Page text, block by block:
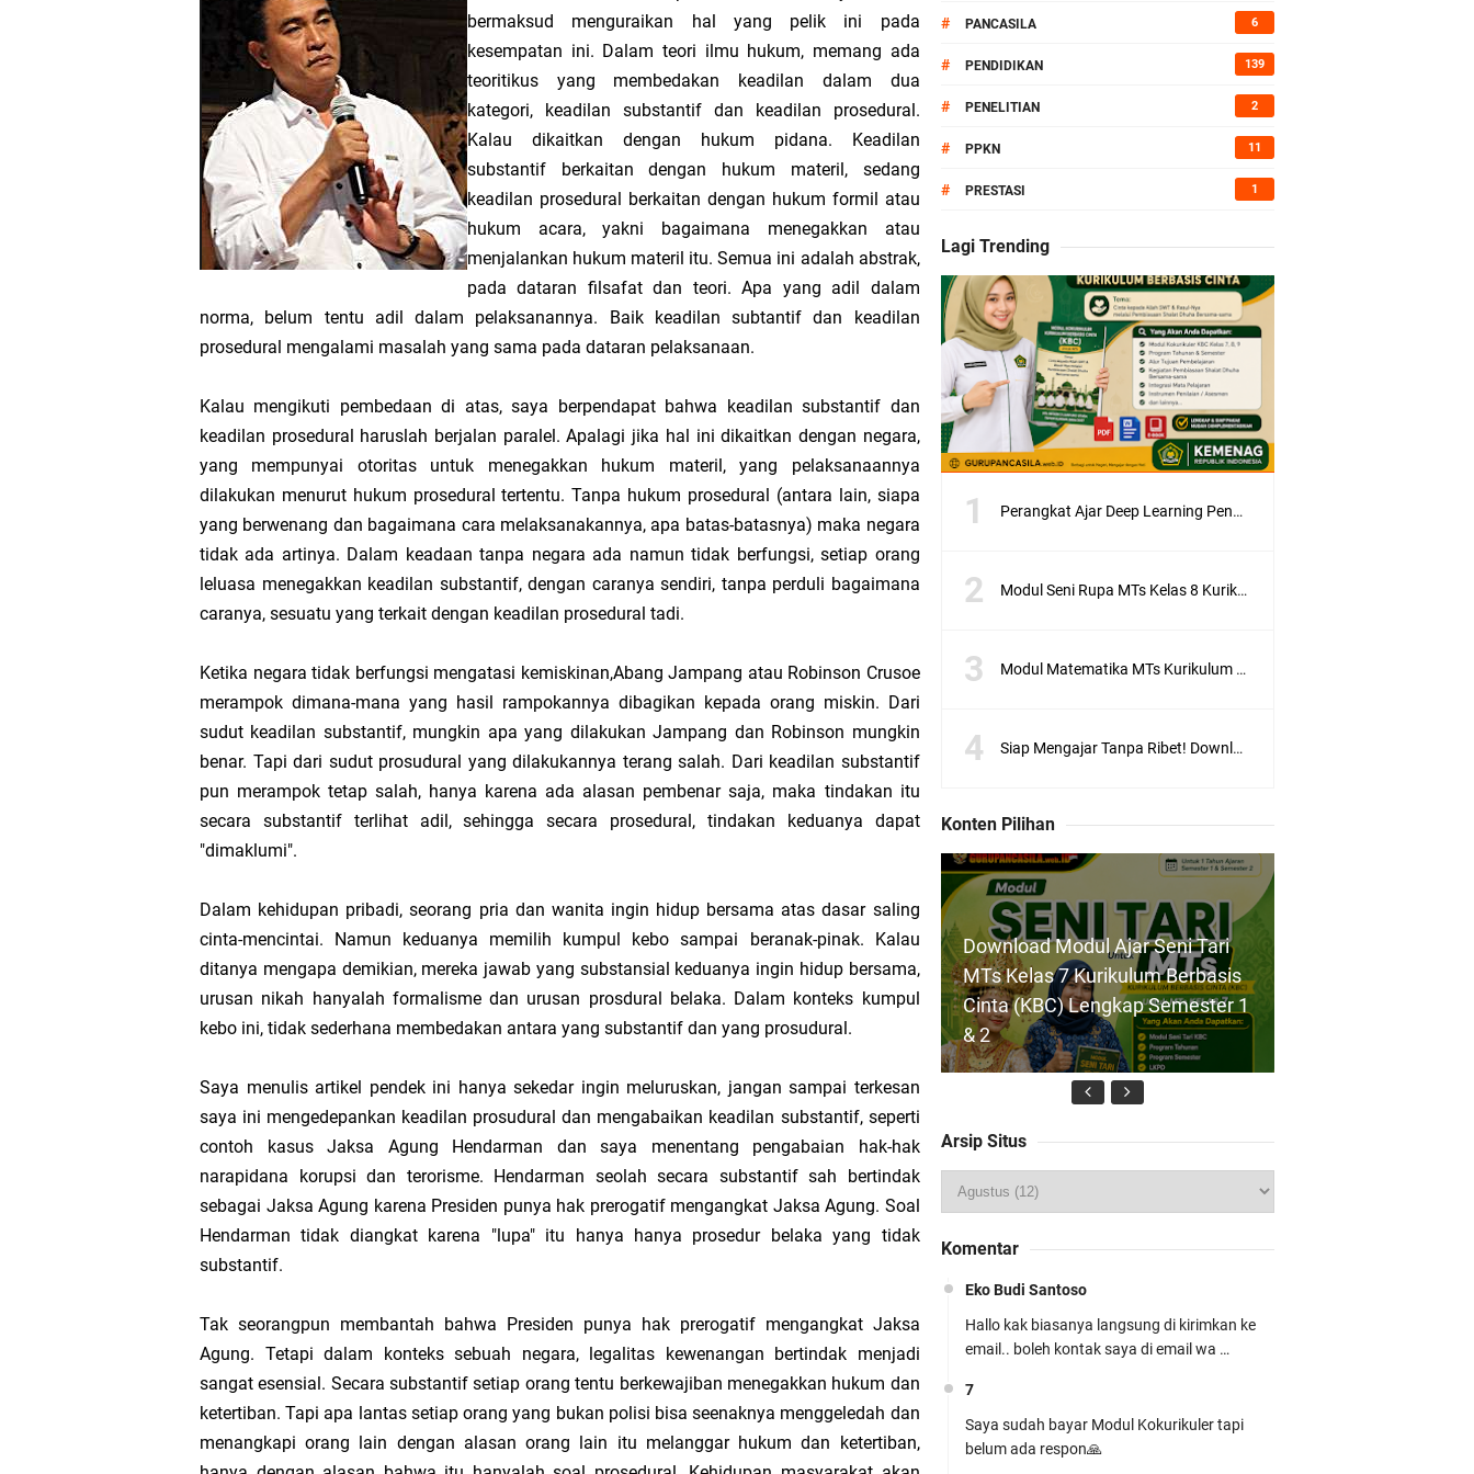
Modul Pembelajaran Pendidikan Pancasila KBC untuk MTs Kelas 7, 8, dan 9
Modul Kokurikuler Kurikulum Berbasis Cinta (KBC) MTs Lengkap Kelas 7, 8, dan 9 | Siap Pakai Tahun Ajaran
Terbaru
Latihan Soal dan Materi Asas Pendidikan Pancasila Kelas 8 Semester Genap
MTsN 2 Lampung Utara Mulai Seleksi PMB Jalur Prestasi TP 2026/2027
Plt Kasi Penmad dan Kepala Madrasah Lepas Keberangkatan Delegasi MTs 2 Lampung Utara Menuju Final
Nasional KoSSMI 2026
Menelusuri Proses Perumusan dan Pengesahan UUD NRI Tahun 1945
Tugas Materi Tantangan dan Upaya Pemenuhan Hak dan Kewajiban Warga Negara
Pancasila sebagai Pandangan Hidup Bangsaku
Suara Kita, Suara Bangsa: Belajar Menyampaikan Aspirasi dengan Bijak
MTs Kelas 9 Bab 2 sub bab Hak dan Kewajiban Warga Negara dalam UUD NRI Tahun 1945
Hak dan Kewajiban Warga Negara dalam UUD NRI 1945
Demokrasi, Pemenuhan Hak, dan Ketidakadilan: Suara Pelajar untuk Negeri
Pelaksanaan Hak dan Kewajiban Warga Negara Secara Seimbang
Download Program Kerja Wakil Kepala Madrasah Bidang Kesiswaan 2026/2027 – Berbasis Kurikulum Cinta
bermaksud menguraikan hal yang pelik ini pada
kesempatan ini. Dalam teori ilmu hukum, memang ada
teoritikus yang membedakan keadilan dalam dua
kategori, keadilan substantif dan keadilan prosedural.
Kalau dikaitkan dengan hukum pidana. Keadilan
substantif berkaitan dengan hukum materil, sedang
keadilan prosedural berkaitan dengan hukum formil atau
hukum acara, yakni bagaimana menegakkan atau
menjalankan hukum materil itu. Semua ini adalah abstrak,
pada dataran filsafat dan teori. Apa yang adil dalam
norma, belum tentu adil dalam pelaksanannya. Baik keadilan subtantif dan keadilan
prosedural mengalami masalah yang sama pada dataran pelaksanaan.
Kalau mengikuti pembedaan di atas, saya berpendapat bahwa keadilan substantif dan
keadilan prosedural haruslah berjalan paralel. Apalagi jika hal ini dikaitkan dengan negara,
yang mempunyai otoritas untuk menegakkan hukum materil, yang pelaksanaannya
dilakukan menurut hukum prosedural tertentu. Tanpa hukum prosedural (antara lain, siapa
yang berwenang dan bagaimana cara melaksanakannya, apa batas-batasnya) maka negara
tidak ada artinya. Dalam keadaan tanpa negara ada namun tidak berfungsi, setiap orang
leluasa menegakkan keadilan substantif, dengan caranya sendiri, tanpa perduli bagaimana
caranya, sesuatu yang terkait dengan keadilan prosedural tadi.
Ketika negara tidak berfungsi mengatasi kemiskinan,Abang Jampang atau Robinson Crusoe
merampok dimana-mana yang hasil rampokannya dibagikan kepada orang miskin. Dari
sudut keadilan substantif, mungkin apa yang dilakukan Jampang dan Robinson mungkin
benar. Tapi dari sudut prosudural yang dilakukannya terang salah. Dari keadilan substantif
pun merampok tetap salah, hanya karena ada alasan pembenar saja, maka tindakan itu
secara substantif terlihat adil, sehingga secara prosedural, tindakan keduanya dapat
"dimaklumi".
Dalam kehidupan pribadi, seorang pria dan wanita ingin hidup bersama atas dasar saling
cinta-mencintai. Namun keduanya memilih kumpul kebo sampai beranak-pinak. Kalau
ditanya mengapa demikian, mereka jawab yang substansial keduanya ingin hidup bersama,
urusan nikah hanyalah formalisme dan urusan prosdural belaka. Dalam konteks kumpul
kebo ini, tidak sederhana membedakan antara yang substantif dan yang prosudural.
Saya menulis artikel pendek ini hanya sekedar ingin meluruskan, jangan sampai terkesan
saya ini mengedepankan keadilan prosudural dan mengabaikan keadilan substantif, seperti
contoh kasus Jaksa Agung Hendarman dan saya menentang pengabaian hak-hak
narapidana korupsi dan terorisme. Hendarman seolah secara substantif sah bertindak
sebagai Jaksa Agung karena Presiden punya hak prerogatif mengangkat Jaksa Agung. Soal
Hendarman tidak diangkat karena "lupa" itu hanya hanya prosedur belaka yang tidak
substantif.
Tak seorangpun membantah bahwa Presiden punya hak prerogatif mengangkat Jaksa
Agung. Tetapi dalam konteks sebuah negara, legalitas kewenangan bertindak menjadi
sangat esensial. Secara substantif setiap orang tentu berkewajiban menegakkan hukum dan
ketertiban. Tapi apa lantas setiap orang yang bukan polisi bisa seenaknya menggeledah dan
menangkapi orang lain dengan alasan orang lain itu melanggar hukum dan ketertiban,
# PANCASILA 6
# PENDIDIKAN 139
# PENELITIAN 2
# PPKN 11
# PRESTASI 1
Lagi Trending
Perangkat Ajar Deep Learning Pendidikan Pancasila SMA/MA Kelas X, XI, XII Lengkap
Modul Seni Rupa MTs Kelas 8 Kurikulum Berbasis Cinta (KBC) Terlengkap Semester 1 dan 2
Modul Matematika MTs Kurikulum Berbasis Cinta (KBC) Kelas 7, 8, 9 | Lengkap Format Word & PDF
Siap Mengajar Tanpa Ribet! Download Modul Ajar PJOK MTs Kelas 7 Kurikulum Berbasis Cinta (KBC) Lengkap
Konten Pilihan
Download Modul Ajar Seni Tari
MTs Kelas 7 Kurikulum Berbasis
Cinta (KBC) Lengkap Semester 1
& 2
Download Program Kerja Wakil
Kepala Madrasah Bidang
Berbasis Kurikulum Cinta
Modul Ajar SKI MTs Kelas 7
Kurikulum Berbasis Cinta (KBC)
Arsip Situs
Komentar
Eko Budi Santoso
Hallo kak biasanya langsung di kirimkan ke
email.. boleh kontak saya di email wa …
7
Saya sudah bayar Modul Kokurikuler tapi
belum ada respon🙏